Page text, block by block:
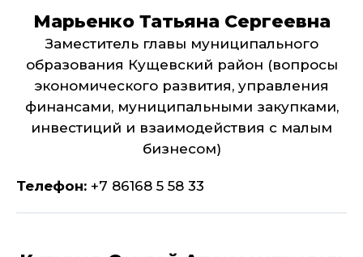
Марьенко Татьяна Сергеевна
Заместитель главы муниципального
образования Кущевский район (вопросы
экономического развития, управления
финансами, муниципальными закупками,
инвестиций и взаимодействия с малым
бизнесом)
Телефон: +7 86168 5 58 33